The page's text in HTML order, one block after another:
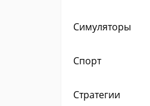
Симуляторы
Спорт
Стратегии
Игры
и ник?